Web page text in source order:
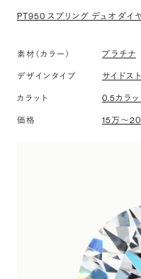
PT950 スプリング デュオ ダイ
素材（カラー） プラチナ
デザインタイプ サイドス
カラット 0.5カラッ
価格 15万〜